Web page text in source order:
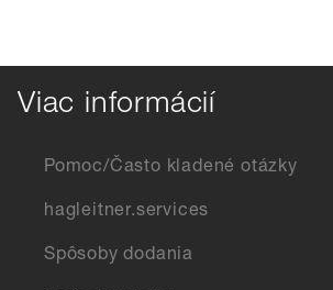
Viac informácií
Pomoc/Často kladené otázky
hagleitner.services
Spôsoby dodania